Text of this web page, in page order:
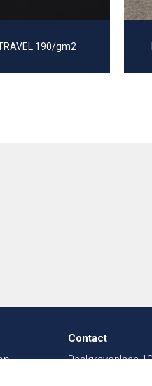
190/gm2
Contact
Paalgravenlaan 10